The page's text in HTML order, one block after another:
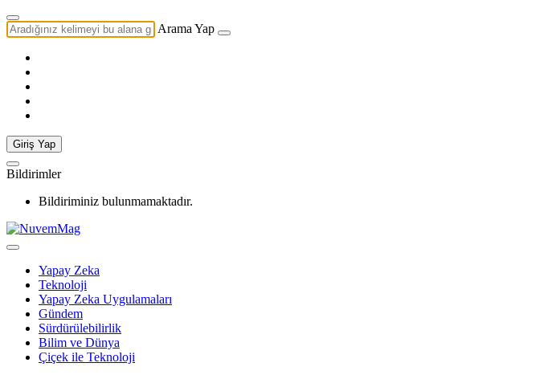
Arama Yap
Giriş Yap
Bildirimler
Bildiriminiz bulunmamaktadır.
Yapay Zeka
Teknoloji
Yapay Zeka Uygulamaları
Gündem
Sürdürülebilirlik
Bilim ve Dünya
Çiçek ile Teknoloji